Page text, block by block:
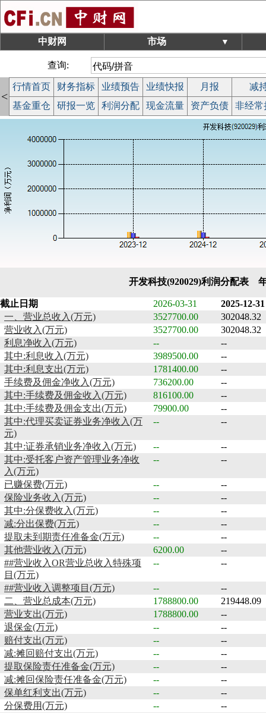
中财网 市场 ▼
查询:
<
行情首页 财务指标 业绩预告 业绩快报 月报
减
基金重仓
研报一览 利润分配 现金流量 资产负债 非经常
开发科技(920029)利润分配表
截止日期 2026-03-31
2025-12-31
一、营业总收入(万元)
3527700.00
302048.32
营业收入(万元)
3527700.00
302048.32
利息净收入(万元)
--
--
其中:利息收入(万元)
3989500.00
--
其中:利息支出(万元)
1781400.00
--
手续费及佣金净收入(万元)
736200.00
--
其中:手续费及佣金收入(万元)
816100.00
--
其中:手续费及佣金支出(万元)
79900.00
--
其中:代理买卖证券业务净收入(万
元)
-- --
其中:证券承销业务净收入(万元) --
--
其中:受托客户资产管理业务净收
入(万元)
-- --
已赚保费(万元) --
--
保险业务收入(万元)
--
--
其中:分保费收入(万元)
--
--
减:分出保费(万元)
--
--
提取未到期责任准备金(万元)
--
--
其他营业收入(万元)
6200.00
--
##营业收入OR营业总收入特殊项
目(万元)
-- --
##营业收入调整项目(万元) --
--
二、营业总成本(万元)
1788800.00
219448.09
营业支出(万元)
1788800.00
--
退保金(万元)
--
--
赔付支出(万元)
--
--
减:摊回赔付支出(万元)
--
--
提取保险责任准备金(万元)
--
--
减:摊回保险责任准备金(万元)
--
--
保单红利支出(万元)
--
--
分保费用(万元)
--
--